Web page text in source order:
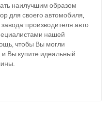
наилучшим образом
для своего автомобиля,
производителя авто
нашей
чтобы Вы могли
Вы купите идеальный